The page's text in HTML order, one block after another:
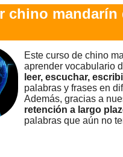
chino mandarín
Este curso de chino
aprender vocabulario
leer, escuchar,
palabras y frases en
Además, gracias a
retención a largo
palabras que aún no